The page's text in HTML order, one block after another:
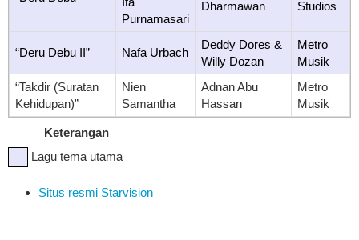
Dharmawan Studios
Purnamasari
“Deru Debu II” Nafa Urbach
Deddy Dores &
Willy Dozan
Metro
Musik
“Takdir (Suratan
Kehidupan)”
Nien
Samantha
Adnan Abu
Hassan
Metro
Musik
Keterangan
Lagu tema utama
Situs resmi Starvision